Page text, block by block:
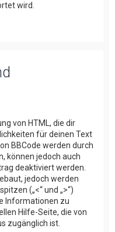
wird.
von HTML, die dir
für deinen Text
BBCode werden durch
können jedoch auch
deaktiviert werden.
jedoch werden
(„<“ und „>“)
Informationen zu
Hilfe-Seite, die von
zugänglich ist.